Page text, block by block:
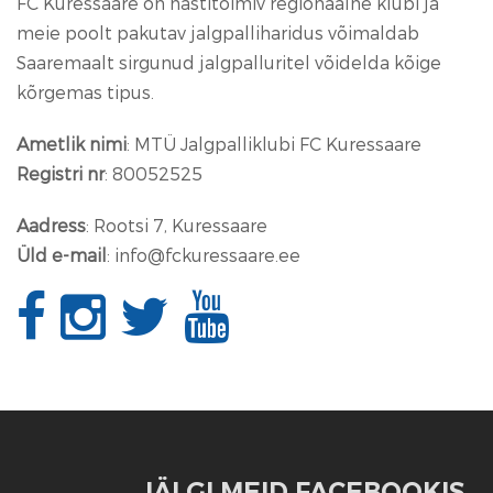
meie poolt pakutav jalgpalliharidus võimaldab
Saaremaalt sirgunud jalgpalluritel võidelda kõige
kõrgemas tipus.
Ametlik nimi: MTÜ Jalgpalliklubi FC Kuressaare
Registri nr: 80052525
Aadress: Rootsi 7, Kuressaare
Üld e-mail: info@fckuressaare.ee